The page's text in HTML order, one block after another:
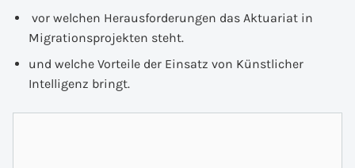
vor welchen Herausforderungen das Aktuariat in
Migrationsprojekten steht.
und welche Vorteile der Einsatz von Künstlicher
Intelligenz bringt.